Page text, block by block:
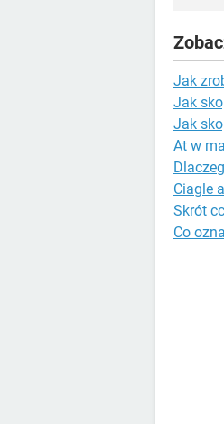
Jak
Jak
Jak
At w
Ciagle
Skrót
Co